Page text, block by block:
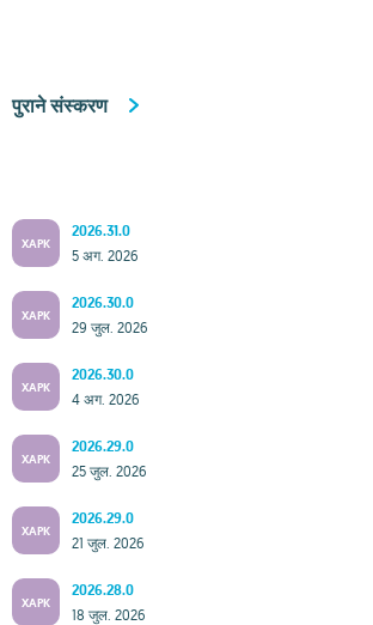
पुराने संस्करण
XAPK
2026.31.0
5 अग. 2026
XAPK
2026.30.0
29 जुल. 2026
XAPK
2026.30.0
4 अग. 2026
XAPK
2026.29.0
25 जुल. 2026
XAPK
2026.29.0
21 जुल. 2026
XAPK
2026.28.0
18 जुल. 2026